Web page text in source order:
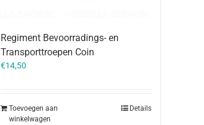
Regiment Bevoorradings- en
Transporttroepen Coin
€14,50
Toevoegen aan
winkelwagen
Details